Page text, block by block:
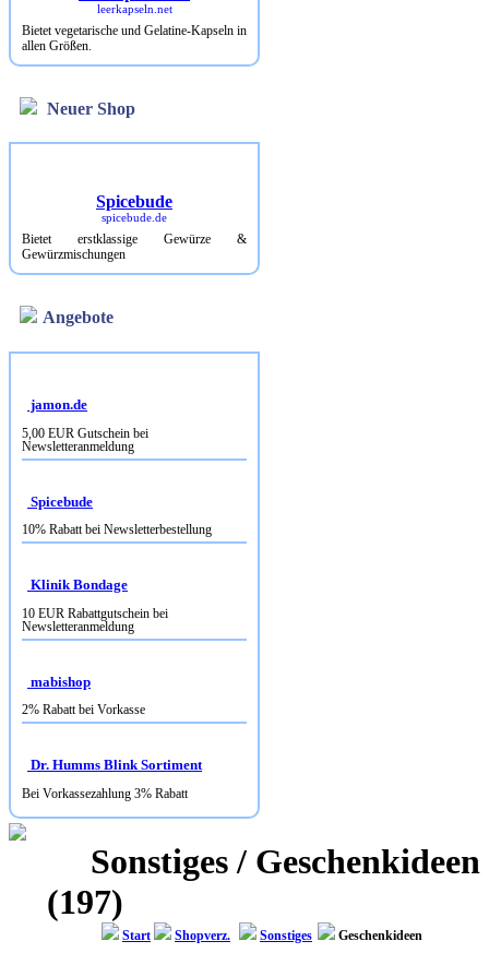
Bietet vegetarische und Gelatine-Kapseln in
allen Größen.
Bietet erstklassige Gewürze &
Gewürzmischungen
5,00 EUR Gutschein bei
Newsletteranmeldung
Spicebude
Klinik Bondage
Newsletteranmeldung
mabishop
Dr. Humms Blink Sortiment
Sonstiges / Geschenkideen
(197)
Shopverz.